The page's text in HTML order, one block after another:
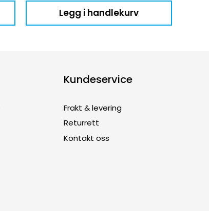
Legg i handlekurv
Kundeservice
Frakt & levering
Returrett
Kontakt oss